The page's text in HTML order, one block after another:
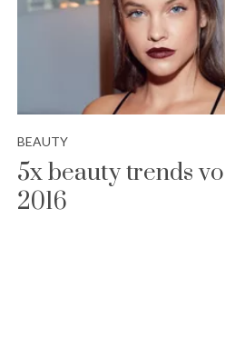
BEAUTY
5x beauty trends
2016